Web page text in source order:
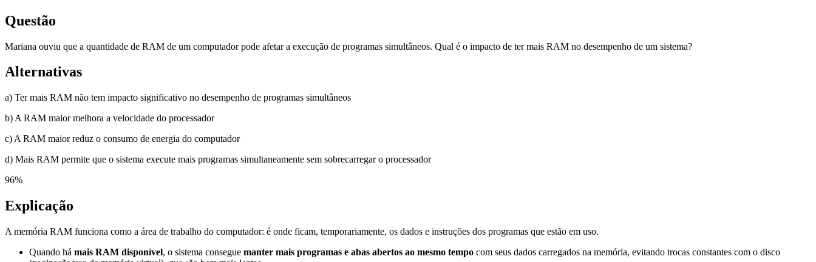
Questão
Mariana ouviu que a quantidade de RAM de um computador pode afetar a execução de programas simultâneos. Qual é o impacto de ter mais RAM no desempenho de um sistema?
Alternativas
a) Ter mais RAM não tem impacto significativo no desempenho de programas simultâneos
b) A RAM maior melhora a velocidade do processador
c) A RAM maior reduz o consumo de energia do computador
d) Mais RAM permite que o sistema execute mais programas simultaneamente sem sobrecarregar o processador
96%
Explicação
A memória RAM funciona como a área de trabalho do computador: é onde ficam, temporariamente, os dados e instruções dos programas que estão em uso.
Quando há mais RAM disponível, o sistema consegue manter mais programas e abas abertos ao mesmo tempo com seus dados carregados na memória, evitando trocas constantes com o disco